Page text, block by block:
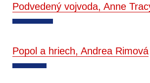
Podvedený vojvoda, Anne
Popol a hriech, Andrea Rimová